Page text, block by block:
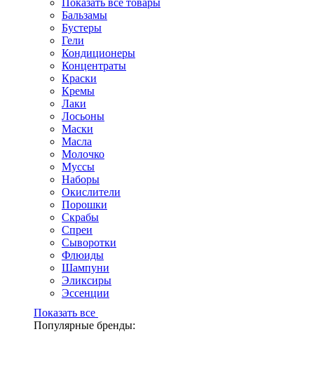
Показать все товары
Бальзамы
Бустеры
Гели
Кондиционеры
Концентраты
Краски
Кремы
Лаки
Лосьоны
Маски
Масла
Молочко
Муссы
Наборы
Окислители
Порошки
Скрабы
Спреи
Сыворотки
Флюиды
Шампуни
Эликсиры
Эссенции
Показать все
Популярные бренды: